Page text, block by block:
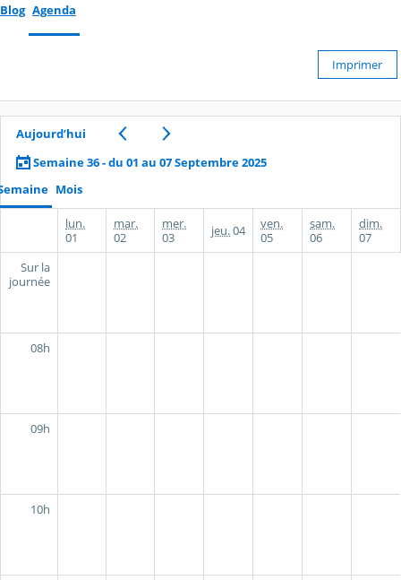
Blog Agenda
Imprimer
Aujourd’hui
Semaine 36 - du 01 au 07 Septembre 2025
Mois
lun.
01
mar.
02
mer.
03
jeu.04
ven.
05
sam.
06
dim.
07
Sur la
journée
08h
09h
10h